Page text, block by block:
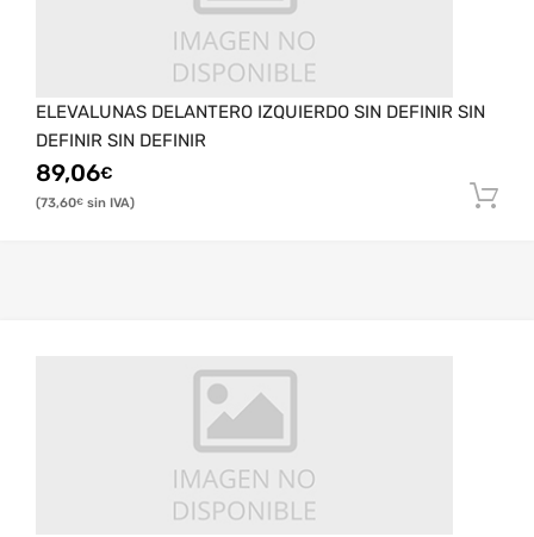
ELEVALUNAS DELANTERO IZQUIERDO SIN DEFINIR SIN
DEFINIR SIN DEFINIR
89,06€
73,60€